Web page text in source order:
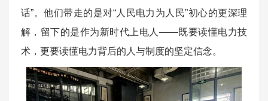
话”。他们带走的是对“人民电力为人民”初心的更深理
解，留下的是作为新时代上电人——既要读懂电力技
术，更要读懂电力背后的人与制度的坚定信念。